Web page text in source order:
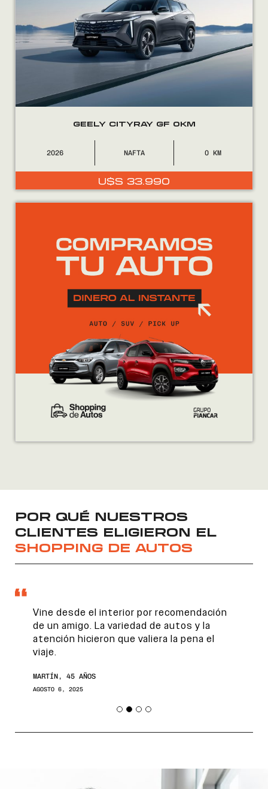
GEELY CITYRAY GF 0KM
2026 NAFTA 0
U$S 33.990
POR QUÉ NUESTROS
CLIENTES ELIGIERON EL
SHOPPING DE AUTOS
Vine desde el interior por recomendación
de un amigo. La variedad de autos y la
atención hicieron que valiera la pena el
viaje.
MARTÍN, 45 AÑOS
AGOSTO 6, 2025